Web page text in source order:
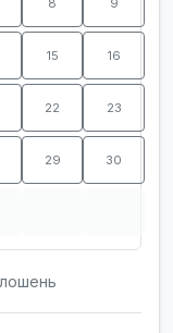
15 16
22 23
29 30